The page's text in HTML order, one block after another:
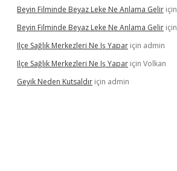
Beyin Filminde Beyaz Leke Ne Anlama Gelir için
Beyin Filminde Beyaz Leke Ne Anlama Gelir için
Ilçe Sağlık Merkezleri Ne Iş Yapar için admin
Ilçe Sağlık Merkezleri Ne Iş Yapar için Volkan
Geyik Neden Kutsaldır için admin